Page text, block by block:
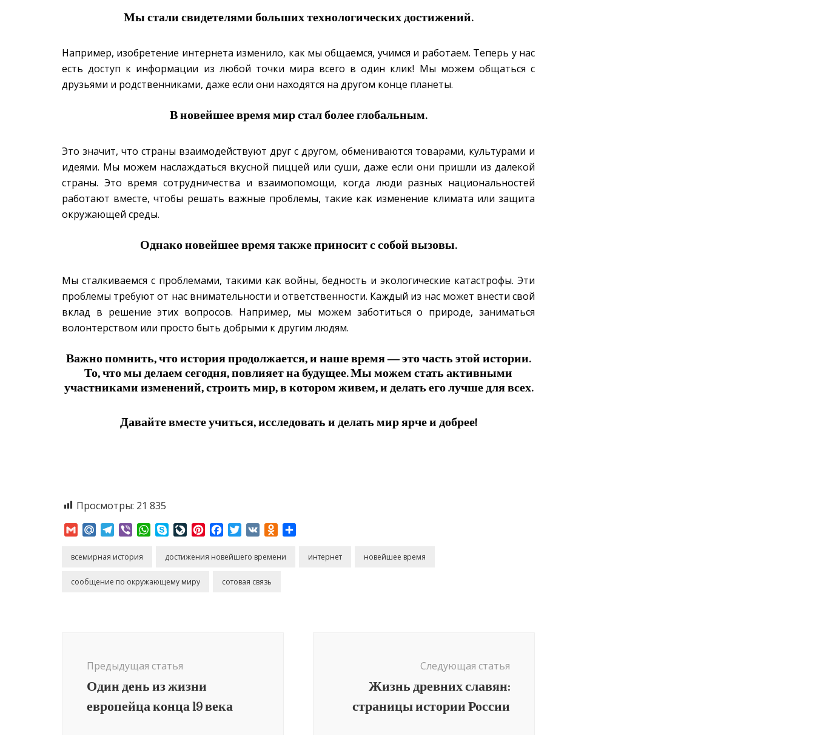
Мы стали свидетелями больших технологических достижений.
Например, изобретение интернета изменило, как мы общаемся, учимся и работаем. Теперь у нас
есть доступ к информации из любой точки мира всего в один клик! Мы можем общаться с
друзьями и родственниками, даже если они находятся на другом конце планеты.
В новейшее время мир стал более глобальным.
Это значит, что страны взаимодействуют друг с другом, обмениваются товарами, культурами и
идеями. Мы можем наслаждаться вкусной пиццей или суши, даже если они пришли из далекой
страны. Это время сотрудничества и взаимопомощи, когда люди разных национальностей
работают вместе, чтобы решать важные проблемы, такие как изменение климата или защита
окружающей среды.
Однако новейшее время также приносит с собой вызовы.
Мы сталкиваемся с проблемами, такими как войны, бедность и экологические катастрофы. Эти
проблемы требуют от нас внимательности и ответственности. Каждый из нас может внести свой
вклад в решение этих вопросов. Например, мы можем заботиться о природе, заниматься
волонтерством или просто быть добрыми к другим людям.
Важно помнить, что история продолжается, и наше время — это часть этой истории.
То, что мы делаем сегодня, повлияет на будущее. Мы можем стать активными
участниками изменений, строить мир, в котором живем, и делать его лучше для всех.
Давайте вместе учиться, исследовать и делать мир ярче и добрее!
Просмотры: 21 835
GmailMail.RuTelegram
Viber WhatsApp
SkypeLiveJournal
PinterestFacebookTwitter
VK Odnoklassniki
всемирная история достижения новейшего времени интернет новейшее время
сообщение по окружающему миру сотовая связь
записям
Предыдущая статья
Один день из жизни
европейца конца 19 века
Следующая статья
Жизнь древних славян:
страницы истории России